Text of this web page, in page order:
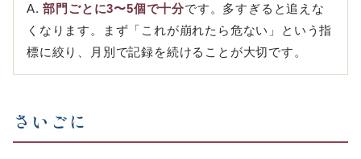
A.部門ごとに3〜5個で十分です。多すぎると追えな
くなります。まず「これが崩れたら危ない」という指
標に絞り、月別で記録を続けることが大切です。
さいごに